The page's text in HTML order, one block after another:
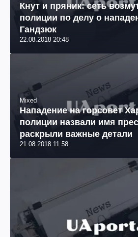
Кнут и пряник: сеть
полиции по делу о
Гандзюк
22.08.2018 20:48
Mixed
Нападение на горсовет
полиции назвали имя
раскрыли важные детали
21.08.2018 11:58